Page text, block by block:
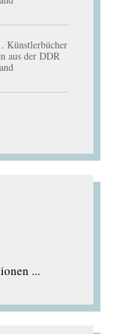
Künstlerbücher
aus der DDR
...